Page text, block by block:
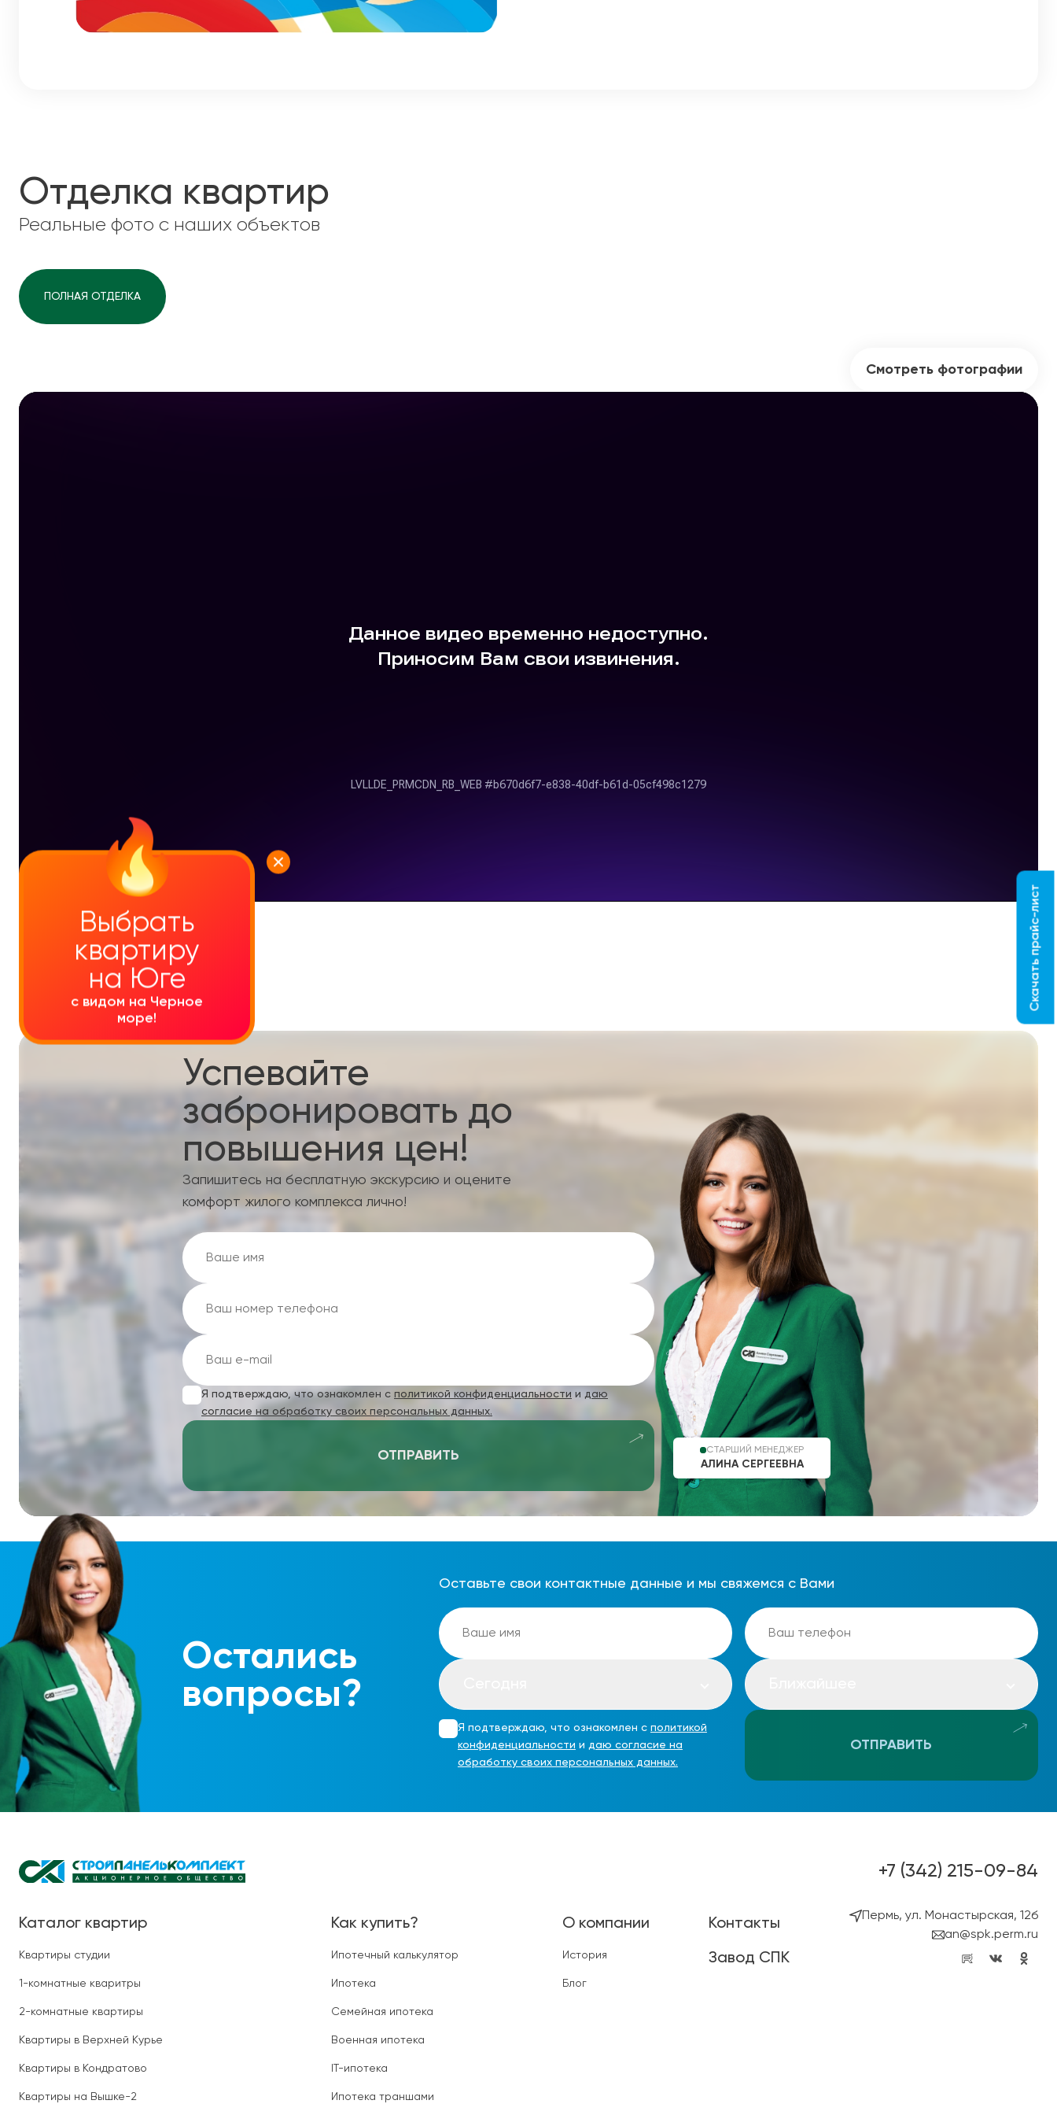
Отделка квартир
Реальные фото с наших объектов
ПОЛНАЯ ОТДЕЛКА
Смотреть фотографии
УЗНАТЬ ПОДРОБНЕЕ
Успевайте
забронировать до
повышения цен!
Запишитесь на бесплатную экскурсию и оцените
комфорт жилого комплекса лично!
Я подтверждаю, что ознакомлен с политикой конфиденциальности и даю
согласие на обработку своих персональных данных.
ОТПРАВИТЬ СТАРШИЙ МЕНЕДЖЕР
АЛИНА СЕРГЕЕВНА
Остались
вопросы?
Оставьте свои контактные данные и мы свяжемся с Вами
Я подтверждаю, что ознакомлен с политикой
конфиденциальности и даю согласие на
обработку своих персональных данных.
ОТПРАВИТЬ
+7 (342) 215-09-84
Каталог квартир
Квартиры студии
1-комнатные кваритры
2-комнатные квартиры
Квартиры в Верхней Курье
Квартиры в Кондратово
Квартиры на Вышке-2
Как купить?
Ипотечный калькулятор
Ипотека
Семейная ипотека
Военная ипотека
IT-ипотека
Ипотека траншами
О компании
История
Блог
Контакты
Завод СПК
Пермь, ул. Монастырская, 12б
an@spk.perm.ru
Скачать прайс-лист
Выбрать
квартиру
на Юге
с видом на Черное
море!